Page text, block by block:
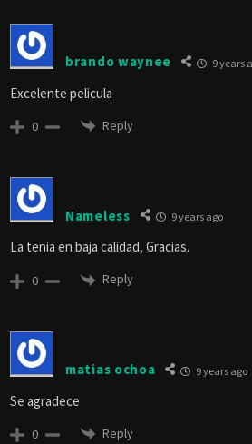
brando waynee 9 years
Excelente pelicula
0 Reply
Nameless 9 years ago
La tenia en baja calidad, Gracias.
0 Reply
matias ochoa 9 years ago
Se agradece
0 Reply